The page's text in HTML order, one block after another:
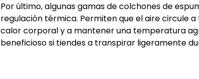
Por último, algunas gamas de colchones de
regulación térmica. Permiten que el aire circule
calor corporal y a mantener una temperatura
beneficioso si tiendes a transpirar ligeramente